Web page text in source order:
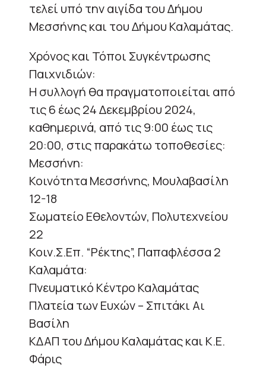
τελεί υπό την αιγίδα του Δήμου
Μεσσήνης και του Δήμου Καλαμάτας.
Χρόνος και Τόποι Συγκέντρωσης
Παιχνιδιών:
Η συλλογή θα πραγματοποιείται από
τις 6 έως 24 Δεκεμβρίου 2024,
καθημερινά, από τις 9:00 έως τις
20:00, στις παρακάτω τοποθεσίες:
Μεσσήνη:
Κοινότητα Μεσσήνης, Μουλαβασίλη
12-18
Σωματείο Εθελοντών, Πολυτεχνείου
22
Κοιν.Σ.Επ. “Ρέκτης”, Παπαφλέσσα 2
Καλαμάτα:
Πνευματικό Κέντρο Καλαμάτας
Πλατεία των Ευχών – Σπιτάκι Αι
Βασίλη
ΚΔΑΠ του Δήμου Καλαμάτας και Κ.Ε.
Φάρις